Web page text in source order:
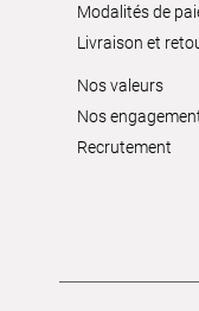
Modalités de
Livraison et
Nos valeurs
Nos
Recrutement